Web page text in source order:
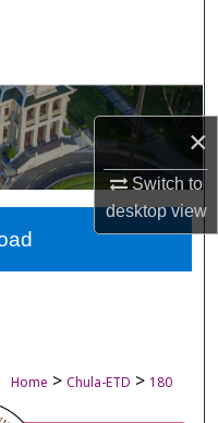
×
Switch to
desktopview
Network™
Home > Chula-ETD > 180